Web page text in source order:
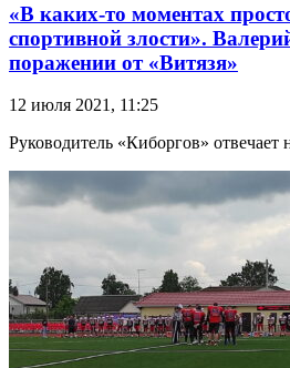
«В каких-то моментах
спортивной злости».
поражении от «Витязя»
12 июля 2021, 11:25
Руководитель «Киборгов»